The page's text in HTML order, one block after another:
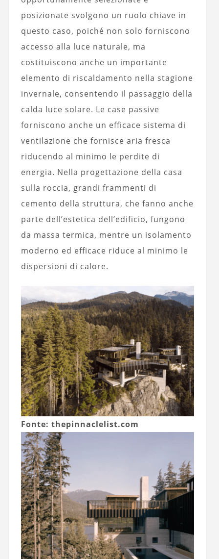
posizionate svolgono un ruolo chiave in
questo caso, poiché non solo forniscono
accesso alla luce naturale, ma
costituiscono anche un importante
elemento di riscaldamento nella stagione
invernale, consentendo il passaggio della
calda luce solare. Le case passive
forniscono anche un efficace sistema di
ventilazione che fornisce aria fresca
riducendo al minimo le perdite di
energia. Nella progettazione della casa
sulla roccia, grandi frammenti di
cemento della struttura, che fanno anche
parte dell’estetica dell’edificio, fungono
da massa termica, mentre un isolamento
moderno ed efficace riduce al minimo le
dispersioni di calore.
Fonte: thepinnaclelist.com